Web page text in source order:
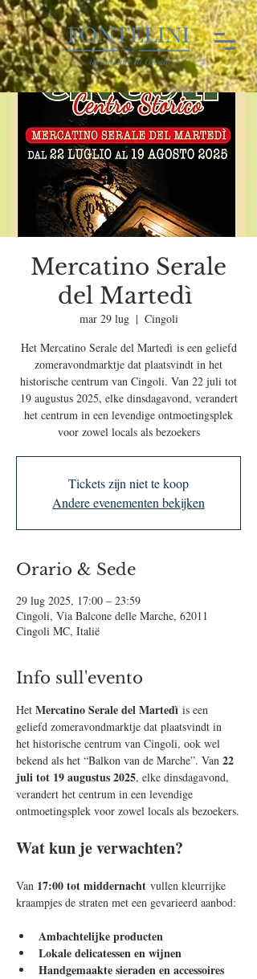
Mercatino Serale
del Martedì
mar 29 lug
  |
Cingoli
Het Mercatino Serale del Martedì is een geliefd
zomeravondmarktje dat plaatsvindt in het
historische centrum van Cingoli. Van 22 juli tot
19 augustus 2025, elke dinsdagavond, verandert
het centrum in een levendige ontmoetingsplek
voor zowel locals als bezoekers
Tickets zijn niet te koop
Andere evenementen bekijken
Orario & Sede
29 lug 2025, 17:00 – 23:59
Cingoli, Via Balcone delle Marche, 62011
Cingoli MC, Italië
Info sull'evento
Het Mercatino Serale del Martedì is een
geliefd zomeravondmarktje dat plaatsvindt in
het historische centrum van Cingoli, ook wel
bekend als het “Balkon van de Marche”. Van 22
juli tot 19 augustus 2025, elke dinsdagavond,
verandert het centrum in een levendige
ontmoetingsplek voor zowel locals als bezoekers.
Wat kun je verwachten?
Van 17:00 tot middernacht vullen kleurrijke
kraampjes de straten met een gevarieerd aanbod:
Ambachtelijke producten
Lokale delicatessen en wijnen
Handgemaakte sieraden en accessoires